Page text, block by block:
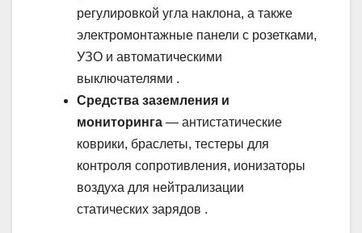
регулировкой угла наклона, а также
электромонтажные панели с розетками,
УЗО и автоматическими
выключателями .
Средства заземления и
мониторинга — антистатические
коврики, браслеты, тестеры для
контроля сопротивления, ионизаторы
воздуха для нейтрализации
статических зарядов .